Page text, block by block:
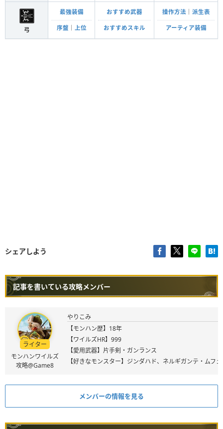
弓
最強装備
序盤 上位
おすすめ武器
おすすめスキル
操作方法 派生表
アーティア装備
シェアしよう
記事を書いている攻略メンバー
ライター
モンハンワイルズ
攻略@Game8
やりこみ
【モンハン歴】18年
【ワイルズHR】999
【愛用武器】片手剣・ガンランス
【好きなモンスター】ジンダハド、ネルギガンテ・ムフ
メンバーの情報を見る